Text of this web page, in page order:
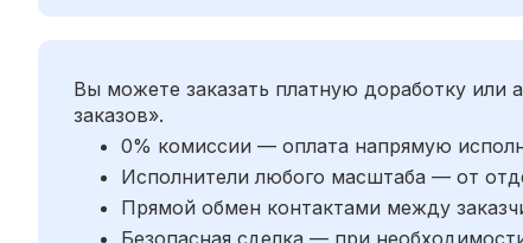
Вы можете заказать платную доработку
заказов».
0% комиссии — оплата напрямую
Исполнители любого масштаба — от
Прямой обмен контактами между
Безопасная сделка — при